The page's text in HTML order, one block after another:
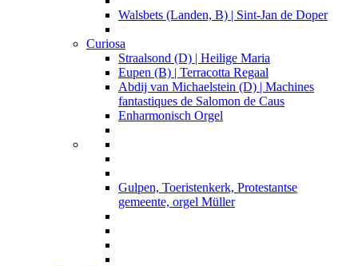
Walsbets (Landen, B) | Sint-Jan de Doper
Curiosa
Straalsond (D) | Heilige Maria
Eupen (B) | Terracotta Regaal
Abdij van Michaelstein (D) | Machines
fantastiques de Salomon de Caus
Enharmonisch Orgel
Gulpen, Toeristenkerk, Protestantse
gemeente, orgel Müller